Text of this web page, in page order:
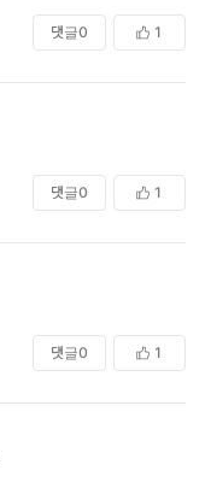
댓글0 1
댓글0 1
댓글0 1